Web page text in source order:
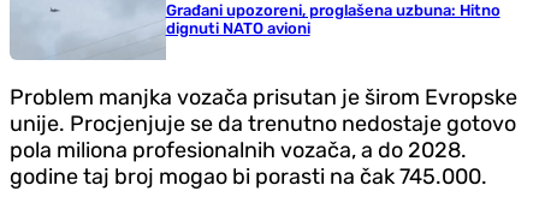
Građani upozoreni, proglašena uzbuna: Hitno
dignuti NATO avioni
Problem manjka vozača prisutan je širom Evropske
unije. Procjenjuje se da trenutno nedostaje gotovo
pola miliona profesionalnih vozača, a do 2028.
godine taj broj mogao bi porasti na čak 745.000.